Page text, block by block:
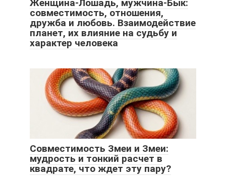
Женщина-Лошадь, мужчина-Бык:
совместимость, отношения,
дружба и любовь. Взаимодействие
планет, их влияние на судьбу и
характер человека
Совместимость Змеи и Змеи:
мудрость и тонкий расчет в
квадрате, что ждет эту пару?